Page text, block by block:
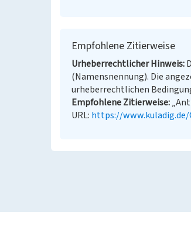
Empfohlene Zitierweise
Urheberrechtlicher Hinweis
(Namensnennung). Die
urheberrechtlichen
Empfohlene Zitierweise
URL: https://